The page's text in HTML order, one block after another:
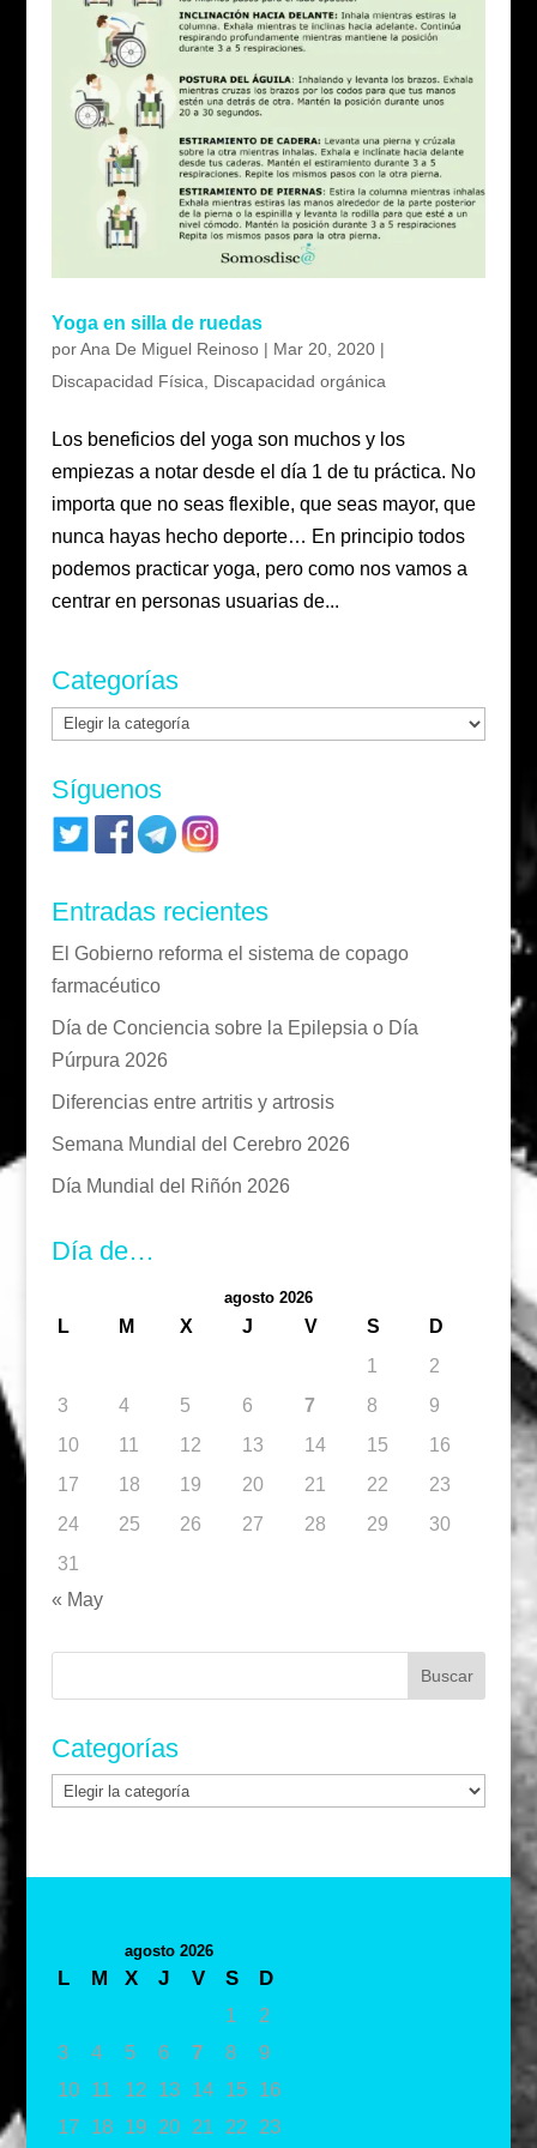
Yoga en silla de ruedas
porAna De Miguel Reinoso| Mar 20, 2020|
Discapacidad Física, Discapacidad orgánica
Los beneficios del yoga son muchos y los
empiezas a notar desde el día 1 de tu práctica. No
importa que no seas flexible, que seas mayor, que
nunca hayas hecho deporte… En principio todos
podemos practicar yoga, pero como nos vamos a
centrar en personas usuarias de...
Categorías
Categorías
Síguenos
Entradas recientes
El Gobierno reforma el sistema de copago
farmacéutico
Día de Conciencia sobre la Epilepsia o Día
Púrpura 2026
Diferencias entre artritis y artrosis
Semana Mundial del Cerebro 2026
Día Mundial del Riñón 2026
Día de…
agosto 2026
L M X J V S
D
1
2
3
4 5 6 7 8
9
10
11 12 13 14 15
16
17
18 19 20 21 22
23
24
25 26 27 28 29
30
31
« May
Buscar:
Categorías
Categorías
agosto 2026
L M X J V S
D
1
2
3
4 5 6 7 8
9
10
11 12 13 14 15
16
17
18 19 20 21 22 23